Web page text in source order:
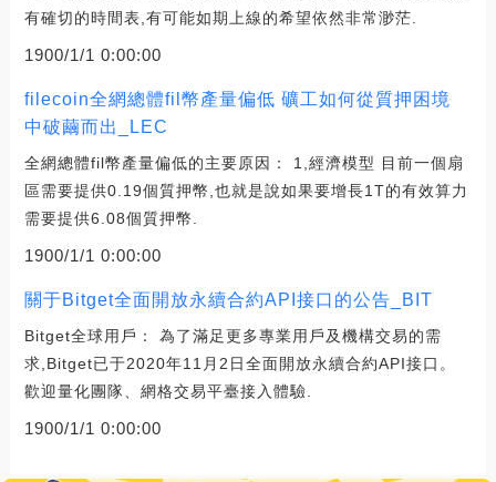
有確切的時間表,有可能如期上線的希望依然非常渺茫.
1900/1/1 0:00:00
filecoin全網總體fil幣產量偏低 礦工如何從質押困境
中破繭而出_LEC
全網總體fil幣產量偏低的主要原因： 1,經濟模型 目前一個扇
區需要提供0.19個質押幣,也就是說如果要增長1T的有效算力
需要提供6.08個質押幣.
1900/1/1 0:00:00
關于Bitget全面開放永續合約API接口的公告_BIT
Bitget全球用戶： 為了滿足更多專業用戶及機構交易的需
求,Bitget已于2020年11月2日全面開放永續合約API接口。
歡迎量化團隊、網格交易平臺接入體驗.
1900/1/1 0:00:00